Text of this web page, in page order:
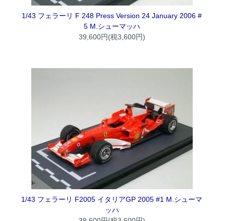
1/43 フェラーリ F 248 Press Version 24 January 2006 #
5 M.シューマッハ
39,600円(税3,600円)
1/43 フェラーリ F2005 イタリアGP 2005 #1 M.シューマ
ッハ